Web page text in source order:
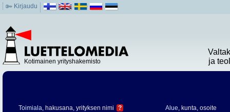
Kirjaudu
Kotimainen yrityshakemisto
ja
Toimiala, hakusana, yrityksen nimi ? Alue, kunta, osoite